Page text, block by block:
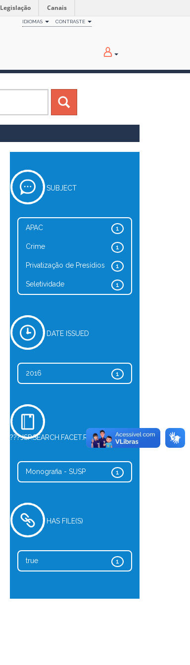
Legislação Canais
IDIOMAS CONTRASTE
SUBJECT
1
APAC
1
Crime
1
Privatização de Presídios
1
Seletividade
DATE ISSUED
1
2016
???JSP.SEARCH.FACET.REFINE.TYPE???
1
Monografia - SUSP
HAS FILE(S)
1
true